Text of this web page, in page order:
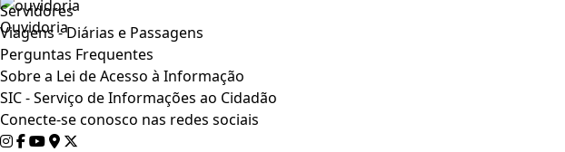
Ouvidoria
Servidores
Viagens - Diárias e Passagens
Perguntas Frequentes
Sobre a Lei de Acesso à Informação
SIC - Serviço de Informações ao Cidadão
Conecte-se conosco nas redes sociais